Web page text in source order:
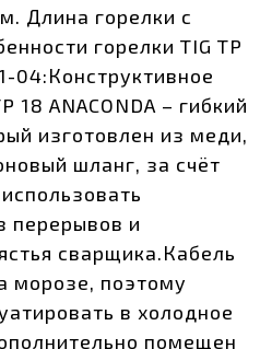
Длина горелки с
горелки TIG TP
04:Конструктивное
18 ANACONDA – гибкий
изготовлен из меди,
шланг, за счёт
перерывов и
сварщика.Кабель
морозе, поэтому
в холодное
помещен